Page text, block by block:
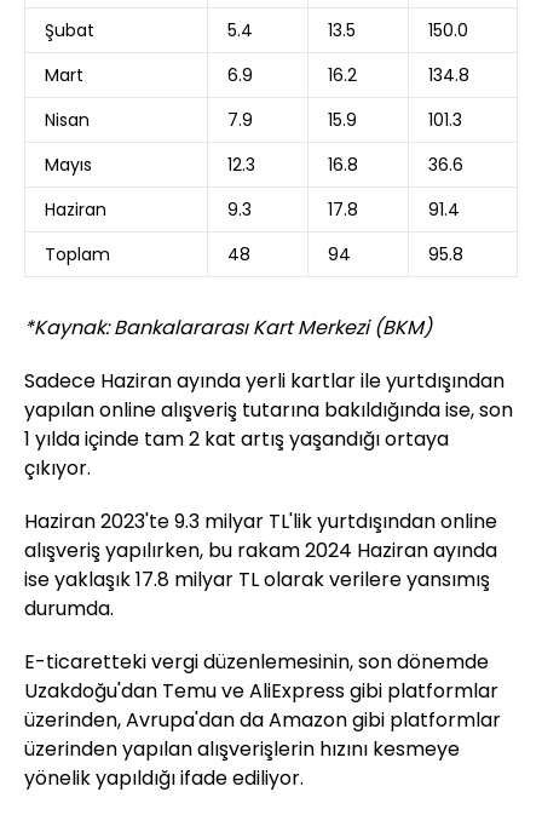
Şubat
5.4 13.5
150.0
Mart
6.9 16.2
134.8
Nisan
7.9 15.9
101.3
Mayıs
12.3 16.8
36.6
Haziran
9.3 17.8
91.4
Toplam
48 94 95.8
*Kaynak: Bankalararası Kart Merkezi (BKM)
Sadece Haziran ayında yerli kartlar ile yurtdışından
yapılan online alışveriş tutarına bakıldığında ise, son
1 yılda içinde tam 2 kat artış yaşandığı ortaya
çıkıyor.
Haziran 2023'te 9.3 milyar TL'lik yurtdışından online
alışveriş yapılırken, bu rakam 2024 Haziran ayında
ise yaklaşık 17.8 milyar TL olarak verilere yansımış
durumda.
E-ticaretteki vergi düzenlemesinin, son dönemde
Uzakdoğu'dan Temu ve AliExpress gibi platformlar
üzerinden, Avrupa'dan da Amazon gibi platformlar
üzerinden yapılan alışverişlerin hızını kesmeye
yönelik yapıldığı ifade ediliyor.